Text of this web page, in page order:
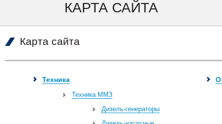
КАРТА САЙТА
Карта сайта
Техника
Техника ММЗ
Дизель-генераторы
О